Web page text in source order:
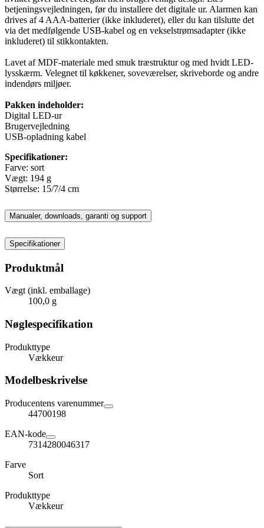
betjeningsvejledningen, før du installere det digitale ur. Alarmen kan
drives af 4 AAA-batterier (ikke inkluderet), eller du kan tilslutte det
via det medfølgende USB-kabel og en vekselstrømsadapter (ikke
inkluderet) til stikkontakten.
Lavet af MDF-materiale med smuk træstruktur og med hvidt LED-
lysskærm. Velegnet til køkkener, soveværelser, skriveborde og andre
indendørs miljøer.
Pakken indeholder:
Digital LED-ur
Brugervejledning
USB-opladning kabel
Specifikationer:
Farve: sort
Vægt: 194 g
Størrelse: 15/7/4 cm
Manualer, downloads, garanti og support
Specifikationer
Produktmål
Vægt (inkl. emballage)
100,0 g
Nøglespecifikation
Produkttype
Vækkeur
Modelbeskrivelse
Producentens varenummer
44700198
EAN-kode
7314280046317
Farve
Sort
Produkttype
Vækkeur